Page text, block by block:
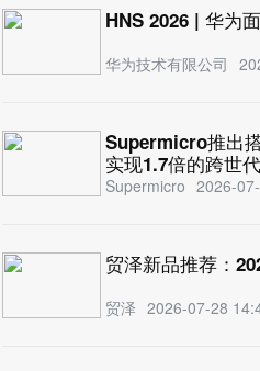
HNS 2026 | 华为
华为技术有限公司
Supermicro推出
实现1.7倍的跨世
Supermicro 2026-
贸泽新品推荐：
贸泽 2026-07-28